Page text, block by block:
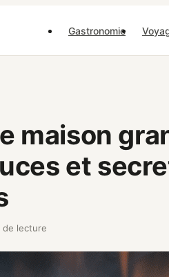
Gastronomie
maison
et
de lecture